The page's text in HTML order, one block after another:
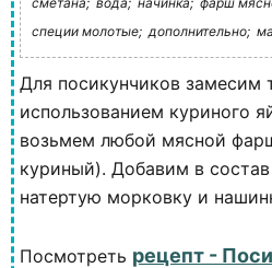
специи молотые; дополнительно;
Для посикунчиков замесим
использованием куриного
возьмем любой мясной
куриный). Добавим в
натертую морковку и
Посмотреть рецепт -